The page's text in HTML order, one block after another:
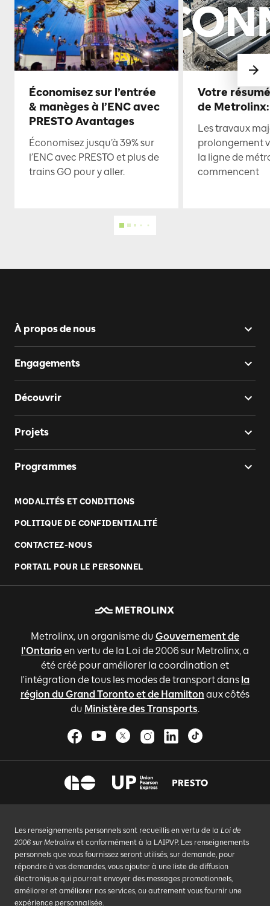
Économisez sur l’entrée
& manèges à l’ENC avec
PRESTO Avantages
Économisez jusqu’à 39% sur
l’ENC avec PRESTO et plus de
trains GO pour y aller.
Votre
de
Les travaux
prolongement
la ligne de
commencent
À propos de nous
Engagements
Découvrir
Projets
Programmes
MODALITÉS ET CONDITIONS
POLITIQUE DE CONFIDENTIALITÉ
CONTACTEZ-NOUS
PORTAIL POUR LE PERSONNEL
Metrolinx, un organisme du Gouvernement de
l'Ontario en vertu de la Loi de 2006 sur Metrolinx, a
été créé pour améliorer la coordination et
l'intégration de tous les modes de transport dans la
région du Grand Toronto et de Hamilton aux côtés
du Ministère des Transports.
Les renseignements personnels sont recueillis en vertu de la Loi de
2006 sur Metrolinx et conformément à la LAIPVP. Les renseignements
personnels que vous fournissez seront utilisés, sur demande, pour
répondre à vos demandes, vous ajouter à une liste de diffusion
électronique qui pourrait envoyer des messages promotionnels,
améliorer et améliorer nos services, ou autrement vous fournir une
expérience personnalisée.